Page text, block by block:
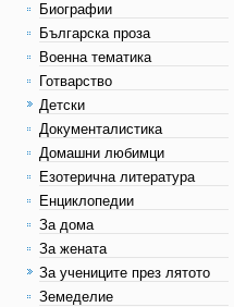
Биографии
Българска проза
Военна тематика
Готварство
Детски
Документалистика
Домашни любимци
Езотерична литература
Енциклопедии
За дома
За жената
За учениците през лятото
Земеделие